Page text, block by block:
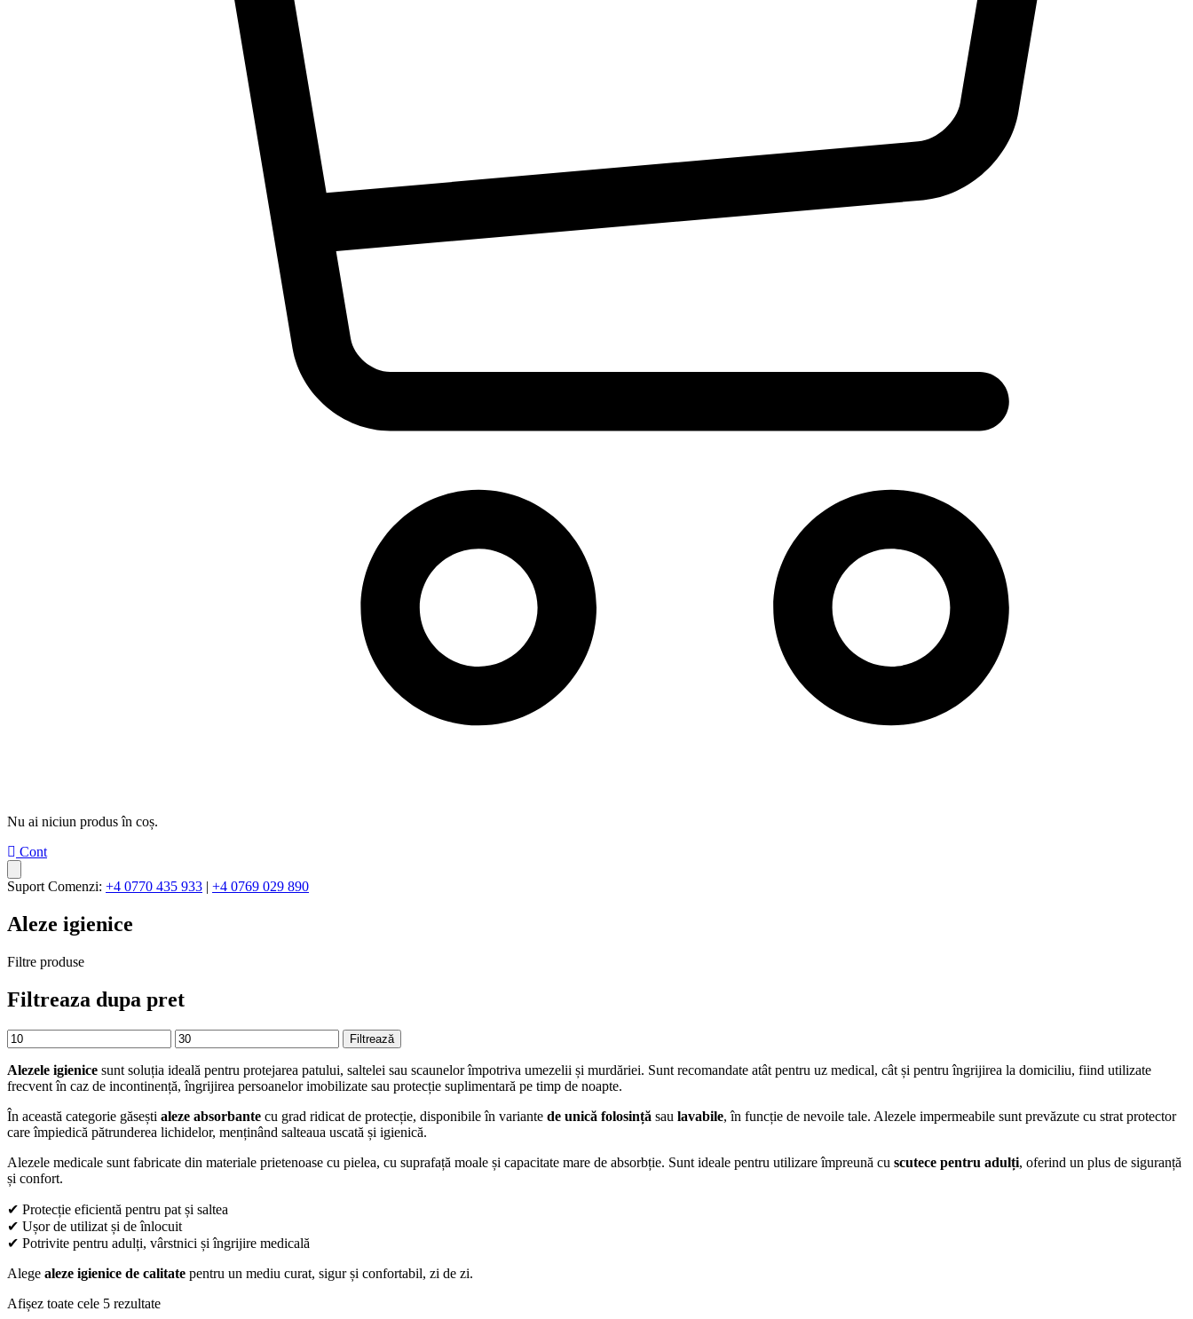
Nu ai niciun produs în coș.
Cont
Suport Comenzi: +4 0770 435 933 | +4 0769 029 890
Aleze igienice
Filtre produse
Filtreaza dupa pret
Preț
minim
Preț
maxim
Filtrează
Alezele igienice sunt soluția ideală pentru protejarea patului, saltelei sau scaunelor împotriva umezelii și murdăriei. Sunt recomandate atât pentru uz medical, cât și pentru îngrijirea la domiciliu, fiind utilizate
frecvent în caz de incontinență, îngrijirea persoanelor imobilizate sau protecție suplimentară pe timp de noapte.
În această categorie găsești aleze absorbante cu grad ridicat de protecție, disponibile în variante de unică folosință sau lavabile, în funcție de nevoile tale. Alezele impermeabile sunt prevăzute cu strat protector
care împiedică pătrunderea lichidelor, menținând salteaua uscată și igienică.
Alezele medicale sunt fabricate din materiale prietenoase cu pielea, cu suprafață moale și capacitate mare de absorbție. Sunt ideale pentru utilizare împreună cu scutece pentru adulți, oferind un plus de siguranță
și confort.
✔ Protecție eficientă pentru pat și saltea
✔ Ușor de utilizat și de înlocuit
✔ Potrivite pentru adulți, vârstnici și îngrijire medicală
Alege aleze igienice de calitate pentru un mediu curat, sigur și confortabil, zi de zi.
Afișez toate cele 5 rezultateSortat